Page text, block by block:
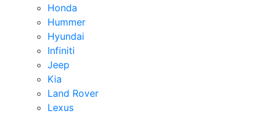
Honda
Hummer
Hyundai
Infiniti
Jeep
Kia
Land Rover
Lexus